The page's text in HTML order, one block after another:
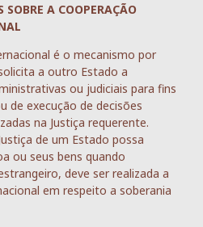
A COOPERAÇÃO
é o mecanismo por
a outro Estado a
ou judiciais para fins
de execução de decisões
na Justiça requerente.
de um Estado possa
ou seus bens quando
deve ser realizada a
em respeito a soberania